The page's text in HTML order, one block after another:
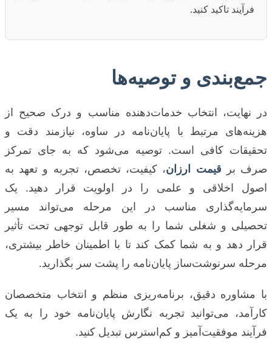
فرآیند تاکید کنید.
جمع‌بندی و توصیه‌ها
در نهایت، انتخاب خدمات‌دهنده مناسب و درک صحیح از
هزینه‌های مرتبط با پایان‌نامه در ساوه، نیازمند دقت و
تحقیقات کافی است. توصیه می‌شود که به جای تمرکز
صرف بر قیمت ارزان، کیفیت، تخصص، تجربه و تعهد به
اصول اخلاقی و علمی را در اولویت قرار دهید. یک
سرمایه‌گذاری مناسب در این مرحله می‌تواند مسیر
تحصیلی و شغلی شما را به طور قابل توجهی تحت تأثیر
قرار دهد و به شما کمک کند تا با اطمینان خاطر بیشتری،
مرحله سرنوشت‌ساز پایان‌نامه را پشت سر بگذارید.
با مشاوره دقیق، برنامه‌ریزی منظم و انتخاب متخصصان
کارآمد، می‌توانید تجربه نگارش پایان‌نامه خود را به یک
فرآیند موفقیت‌آمیز و کم‌استرس تبدیل کنید.